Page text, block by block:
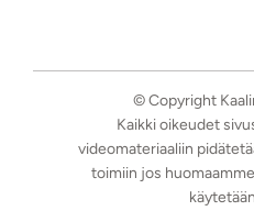
© Copyright
Kaikki oikeudet
videomateriaaliin
toimiin jos